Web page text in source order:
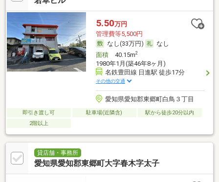
5.50万円
管理費等5,500円
なし(33万円)
なし
面積40.15m2
1980年1月(築46年8ヶ月)
名鉄豊田線 日進駅 徒歩17分
その他の交通
愛知県愛知郡東郷町白鳥３丁目
即引き渡し可 駐車場(近隣含)
駅から徒歩20分以内
2階以上
貸店舗・事務所
愛知県愛知郡東郷町大字春木字太子